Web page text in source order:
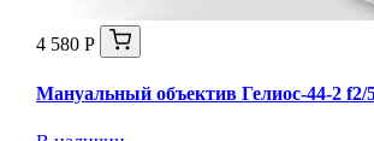
4 580 Р
Мануальный объектив Гелиос-44-2